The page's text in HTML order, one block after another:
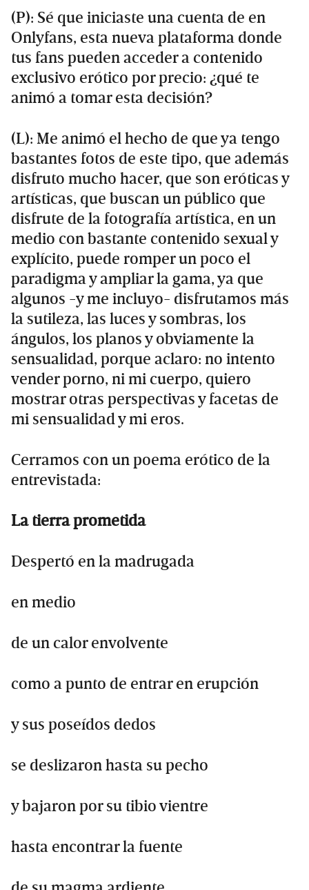
(P): Sé que iniciaste una cuenta de en
Onlyfans, esta nueva plataforma donde
tus fans pueden acceder a contenido
exclusivo erótico por precio: ¿qué te
animó a tomar esta decisión?
(L): Me animó el hecho de que ya tengo
bastantes fotos de este tipo, que además
disfruto mucho hacer, que son eróticas y
artísticas, que buscan un público que
disfrute de la fotografía artística, en un
medio con bastante contenido sexual y
explícito, puede romper un poco el
paradigma y ampliar la gama, ya que
algunos -y me incluyo- disfrutamos más
la sutileza, las luces y sombras, los
ángulos, los planos y obviamente la
sensualidad, porque aclaro: no intento
vender porno, ni mi cuerpo, quiero
mostrar otras perspectivas y facetas de
mi sensualidad y mi eros.
Cerramos con un poema erótico de la
entrevistada:
La tierra prometida
Despertó en la madrugada
en medio
de un calor envolvente
como a punto de entrar en erupción
y sus poseídos dedos
se deslizaron hasta su pecho
y bajaron por su tibio vientre
hasta encontrar la fuente